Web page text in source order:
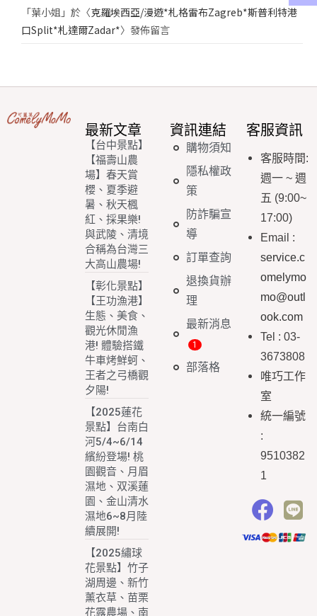
「葉小姐 」於〈克羅埃西亞/漫遊*札格雷布Zagreb*斯普利特港
口Split*札達爾Zadar*〉發佈留言
最新文章
【台中景點】
【福壽山農
場】春天賞
櫻、夏季避
暑、秋天楓
紅、採果樂!
與武陵、清境
合稱為台灣三
大高山農場!
【彰化景點】
【王功漁港】
生態、美食、
觀光休閒漁
港! 體驗搭鐵
牛車烤鮮蚵、
王者之弓橋觀
夕陽!
【2025蓮花
景點】台南白
河5/4~6/14
繽紛登場! 桃
園觀音、月眉
濕地、双溪蓮
園、金山清水
濕地6~8月陸
續展開!
【2025繡球
花景點】竹子
湖周邊、新竹
薰衣草、苗栗
花露農場、南
資訊連結
購物須知
隱私權政
策
防詐騙宣
導
訂單查詢
退換貨辦
理
最新消息
部落格
客服資訊
客服時間:
週一 ~ 週
五 (9:00~
17:00)
Email :
service.c
omelymo
mo@outl
ook.com
Tel : 03-
3673808
唯巧工作
室
統一編號
:
9510382
1